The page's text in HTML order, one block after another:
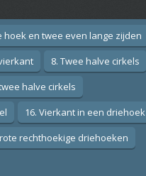
hoek en twee even lange zijden
8. Twee halve cirkels
halve cirkels
16. Vierkant in een driehoek
rechthoekige driehoeken